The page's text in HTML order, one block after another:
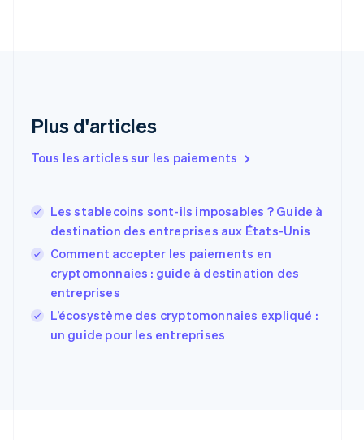
Plus d'articles
Tous les articles sur les paiements
Les stablecoins sont-ils imposables ? Guide à
destination des entreprises aux États-Unis
Comment accepter les paiements en
cryptomonnaies : guide à destination des
entreprises
L’écosystème des cryptomonnaies expliqué :
un guide pour les entreprises
Espagne
Estonie
EnglishEspañol简体中文
Finlande
France
Français English
Gibraltar
English
Grèce
English